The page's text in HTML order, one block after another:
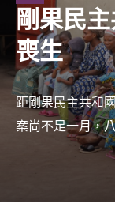
剛果民
喪生
距剛果民主共和
案尚不足一月，